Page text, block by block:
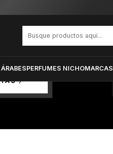
PERFUMES NICHOMARCAS
MARLY DELINA UNISEX EDP 75 ML